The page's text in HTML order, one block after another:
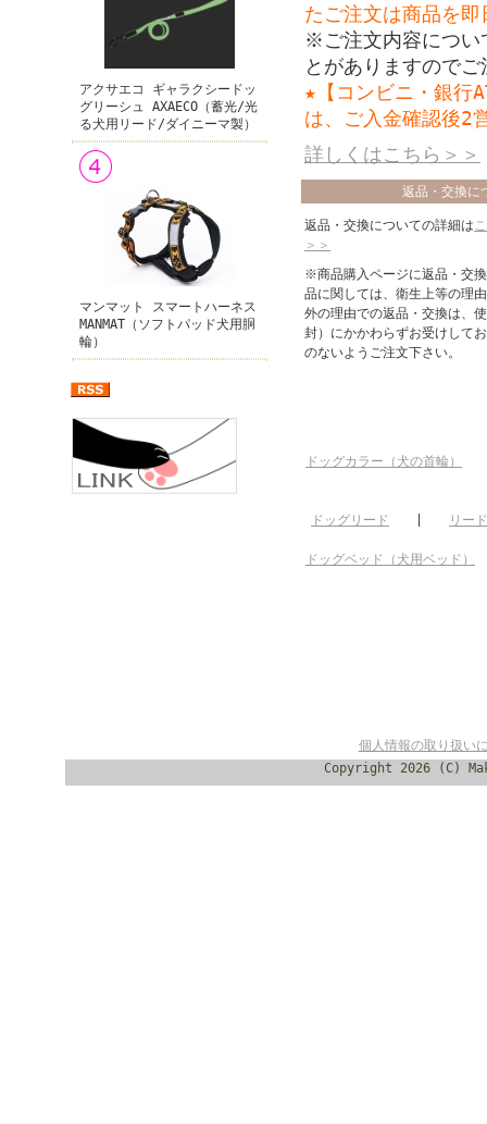
アクサエコ ギャラクシードッ
グリーシュ AXAECO（蓄光/光
る犬用リード/ダイニーマ製）
マンマット スマートハーネス
MANMAT（ソフトパッド犬用胴
輪）
たご注文は商品を
※ご注文内容につい
とがありますので
★【コンビニ・銀行
は、ご入金確認後2
詳しくはこちら＞＞
返品・交換に
返品・交換についての詳細は
＞＞
※商品購入ページに返品・交
品に関しては、衛生上等の理
外の理由での返品・交換は、
封）にかかわらずお受けして
のないようご注文下さい。
ドッグカラー（犬の首輪）
ドッグリード リード
ドッグベッド（犬用ベッド）
個人情報の取り扱い
Copyright 2026 (C)